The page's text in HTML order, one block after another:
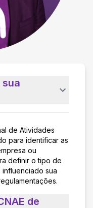
sua
de Atividades
para identificar as
ou
definir o tipo de
sua
de